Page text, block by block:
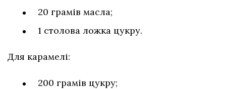
20 грамів масла;
1 столова ложка цукру.
Для карамелі:
200 грамів цукру;